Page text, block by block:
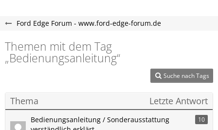
Ford Edge Forum - www.ford-edge-forum.de
Themen mit dem Tag
„Bedienungsanleitung“
Suche nach Tags
Thema Letzte Antwort
Bedienungsanleitung / Sonderausstattung
10